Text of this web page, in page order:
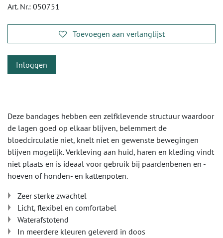
Art. Nr.: 050751
Toevoegen aan verlanglijst
Inloggen
Deze bandages hebben een zelfklevende structuur waardoor
de lagen goed op elkaar blijven, belemmert de
bloedcirculatie niet, knelt niet en gewenste bewegingen
blijven mogelijk. Verkleving aan huid, haren en kleding vindt
niet plaats en is ideaal voor gebruik bij paardenbenen en -
hoeven of honden- en kattenpoten.
Zeer sterke zwachtel
Licht, flexibel en comfortabel
Waterafstotend
In meerdere kleuren geleverd in doos